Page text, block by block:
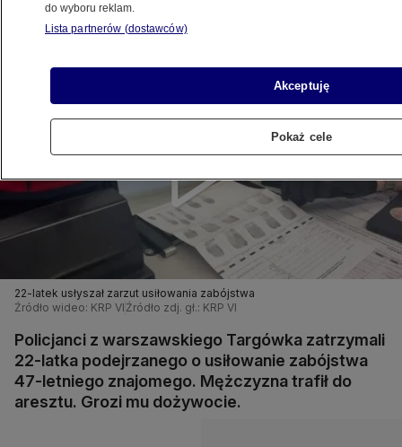
Posłuchaj artykułu
Czyta lektor AI
22-latek usłyszał zarzut usiłowania zabójstwa
Źródło wideo: KRP VI Źródło zdj. gł.: KRP VI
Policjanci z warszawskiego Targówka zatrzymali
22-latka podejrzanego o usiłowanie zabójstwa
47-letniego znajomego. Mężczyzna trafił do
aresztu. Grozi mu dożywocie.
do wyboru reklam.
Lista partnerów (dostawców)
Akceptuję
Pokaż cele